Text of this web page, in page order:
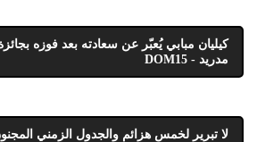
كيليان مبابي يُعبّر عن سعادته بعد فوزه
مدريد - DOM15
لا تبرير لخمس هزائم والجدول الزمني